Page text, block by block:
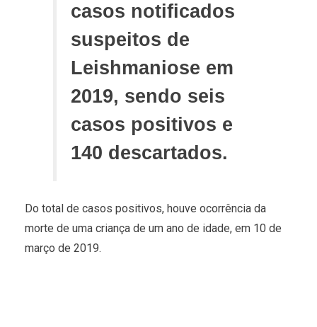
casos notificados
suspeitos de
Leishmaniose em
2019, sendo seis
casos positivos e
140 descartados.
Do total de casos positivos, houve ocorrência da
morte de uma criança de um ano de idade, em 10 de
março de 2019.